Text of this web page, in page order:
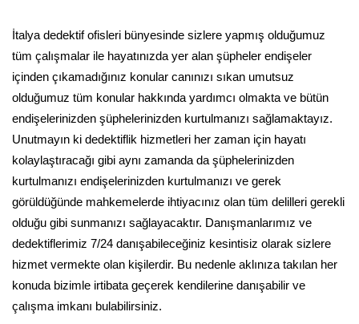
İtalya dedektif ofisleri bünyesinde sizlere yapmış olduğumuz
tüm çalışmalar ile hayatınızda yer alan şüpheler endişeler
içinden çıkamadığınız konular canınızı sıkan umutsuz
olduğumuz tüm konular hakkında yardımcı olmakta ve bütün
endişelerinizden şüphelerinizden kurtulmanızı sağlamaktayız.
Unutmayın ki dedektiflik hizmetleri her zaman için hayatı
kolaylaştıracağı gibi aynı zamanda da şüphelerinizden
kurtulmanızı endişelerinizden kurtulmanızı ve gerek
görüldüğünde mahkemelerde ihtiyacınız olan tüm delilleri gerekli
olduğu gibi sunmanızı sağlayacaktır. Danışmanlarımız ve
dedektiflerimiz 7/24 danışabileceğiniz kesintisiz olarak sizlere
hizmet vermekte olan kişilerdir. Bu nedenle aklınıza takılan her
konuda bizimle irtibata geçerek kendilerine danışabilir ve
çalışma imkanı bulabilirsiniz.